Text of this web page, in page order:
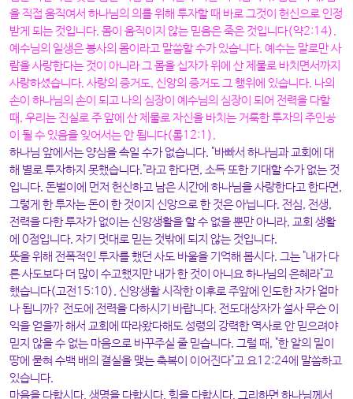
을 직접 움직여서 하나님의 의를 위해 투자할 때 바로 그것이 헌신으로 인정
받게 되는 것입니다. 몸이 움직이지 않는 믿음은 죽은 것입니다(약2:14).
예수님의 일생은 봉사의 몸이라고 말씀할 수가 있습니다. 예수는 말로만 사
람을 사랑한다는 것이 아니라 그 몸을 십자가 위에 산 제물로 바치면서까지
사랑하셨습니다. 사랑의 증거도, 신앙의 증거도 그 행위에 있습니다. 나의
손이 하나님의 손이 되고 나의 심장이 예수님의 심장이 되어 전력을 다할
때, 우리는 진실로 주 앞에 산 제물로 자신을 바치는 거룩한 투자의 주인공
이 될 수 있음을 잊어서는 안 됩니다(롬12:1).
하나님 앞에서는 양심을 속일 수가 없습니다. "바빠서 하나님과 교회에 대
해 별로 투자하지 못했습니다."라고 한다면, 소득 또한 기대할 수가 없는 것
입니다. 돈벌이에 먼저 헌신하고 남은 시간에 하나님을 사랑한다고 한다면,
그렇게 한 투자는 돈이 한 것이지 신앙으로 한 것은 아닙니다. 전심, 전생,
전력을 다한 투자가 없이는 신앙생활을 할 수 없을 뿐만 아니라, 교회 생활
에 0점입니다. 자기 멋대로 믿는 것밖에 되지 않는 것입니다.
뜻을 위해 전폭적인 투자를 했던 사도 바울을 기억해 봅시다. 그는 "내가 다
른 사도보다 더 많이 수고했지만 내가 한 것이 아니요 하나님의 은혜라"고
했습니다(고전15:10). 신앙생활 시작한 이후로 주앞에 인도한 자가 얼마
나 됩니까? 전도에 전력을 다하시기 바랍니다. 전도대상자가 설사 무슨 이
익을 얻을까 해서 교회에 따라왔다해도 성령의 강력한 역사로 안 믿으려야
믿지 않을 수 없는 마음으로 바꾸주실 줄 믿습니다. 그럴 때, "한 알의 밀이
땅에 묻혀 수백 배의 결실을 맺는 축복이 이어진다"고 요12:24에 말씀하고
있습니다.
마음을 다합시다. 생명을 다합시다. 힘을 다합시다. 그리하면 하나님께서